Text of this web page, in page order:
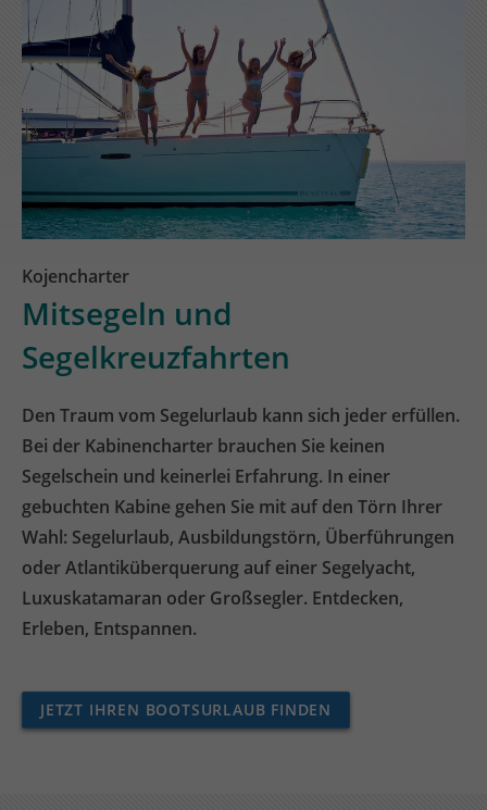
Kojencharter
Mitsegeln und
Segelkreuzfahrten
Den Traum vom Segelurlaub kann sich jeder erfüllen.
Bei der Kabinencharter brauchen Sie keinen
Segelschein und keinerlei Erfahrung. In einer
gebuchten Kabine gehen Sie mit auf den Törn Ihrer
Wahl: Segelurlaub, Ausbildungstörn, Überführungen
oder Atlantiküberquerung auf einer Segelyacht,
Luxuskatamaran oder Großsegler. Entdecken,
Erleben, Entspannen.
JETZT IHREN BOOTSURLAUB FINDEN